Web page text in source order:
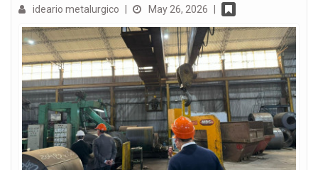
ideario metalurgico May 26, 2026